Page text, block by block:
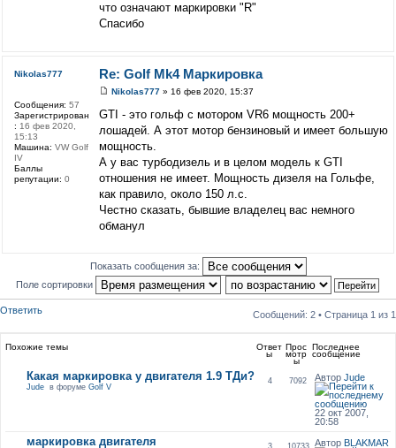
что означают маркировки "R"
Спасибо
Re: Golf Mk4 Маркировка
Nikolas777» 16 фев 2020, 15:37
GTI - это гольф с мотором VR6 мощность 200+
лошадей. А этот мотор бензиновый и имеет большую
мощность.
А у вас турбодизель и в целом модель к GTI
отношения не имеет. Мощность дизеля на Гольфе,
как правило, около 150 л.с.
Честно сказать, бывшие владелец вас немного
обманул
Nikolas777
Сообщения: 57
Зарегистрирован
: 16 фев 2020,
15:13
Машина: VW Golf
IV
Баллы
репутации: 0
Показать сообщения за:
Поле сортировки
Ответить Сообщений: 2 • Страница 1 из 1
Похожие темы Ответ
ы
Прос
мотр
ы
Последнее
сообщение
Какая маркировка у двигателя 1.9 ТДи?
Judeв форуме Golf V
4 7092 АвторJude
22 окт 2007,
20:58
маркировка двигателя Автор BLAKMAR